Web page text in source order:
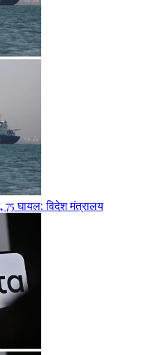
75 घायल: विदेश मंत्रालय